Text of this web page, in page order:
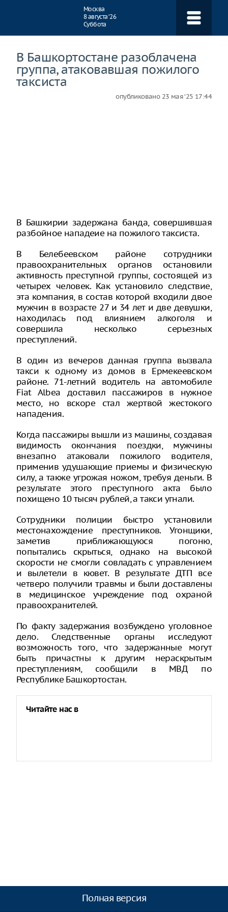
Москва
8 августа ‘26
Суббота
В Башкортостане разоблачена
группа, атаковавшая пожилого
таксиста
опубликовано 23 мая ‘25 17:44
В Башкирии задержана банда, совершившая
разбойное нападеие на пожилого таксиста.
В Белебеевском районе сотрудники
правоохранительных органов остановили
активность преступной группы, состоящей из
четырех человек. Как установило следствие,
эта компания, в состав которой входили двое
мужчин в возрасте 27 и 34 лет и две девушки,
находилась под влиянием алкоголя и
совершила несколько серьезных
преступлений.
В один из вечеров данная группа вызвала
такси к одному из домов в Ермекеевском
районе. 71-летний водитель на автомобиле
Fiat Albea доставил пассажиров в нужное
место, но вскоре стал жертвой жестокого
нападения.
Когда пассажиры вышли из машины, создавая
видимость окончания поездки, мужчины
внезапно атаковали пожилого водителя,
применив удушающие приемы и физическую
силу, а также угрожая ножом, требуя деньги. В
результате этого преступного акта было
похищено 10 тысяч рублей, а такси угнали.
Сотрудники полиции быстро установили
местонахождение преступников. Угонщики,
заметив приближающуюся погоню,
попытались скрыться, однако на высокой
скорости не смогли совладать с управлением
и вылетели в кювет. В результате ДТП все
четверо получили травмы и были доставлены
в медицинское учреждение под охраной
правоохранителей.
По факту задержания возбуждено уголовное
дело. Следственные органы исследуют
возможность того, что задержанные могут
быть причастны к другим нераскрытым
преступлениям, сообщили в МВД по
Республике Башкортостан.
Читайте нас в
Полная версия